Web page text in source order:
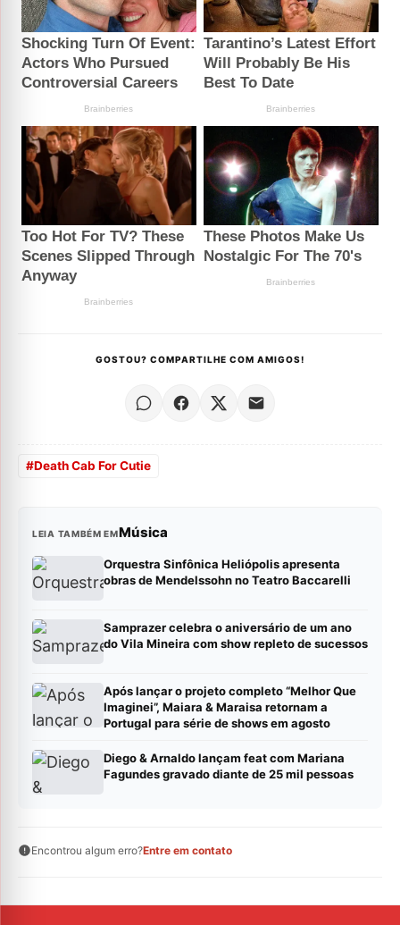
GOSTOU? COMPARTILHE COM AMIGOS!
#Death Cab For Cutie
LEIA TAMBÉM EMMúsica
Orquestra Sinfônica Heliópolis apresenta
obras de Mendelssohn no Teatro Baccarelli
Samprazer celebra o aniversário de um ano
do Vila Mineira com show repleto de sucessos
Após lançar o projeto completo “Melhor Que
Imaginei”, Maiara & Maraisa retornam a
Portugal para série de shows em agosto
Diego & Arnaldo lançam feat com Mariana
Fagundes gravado diante de 25 mil pessoas
Encontrou algum erro?Entre em contato